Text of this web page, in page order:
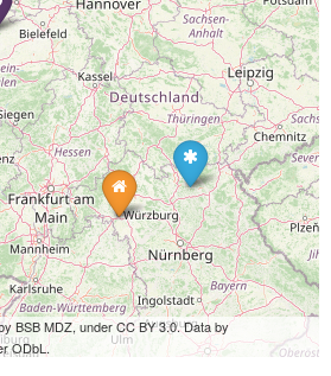
BSB MDZ, under CC BY 3.0. Data by
ODbL.